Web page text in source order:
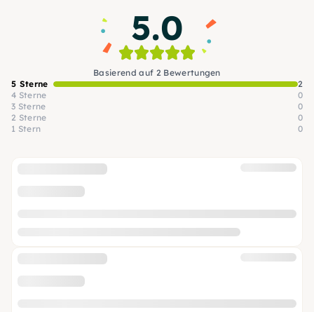
5.0
Basierend auf 2 Bewertungen
5 Sterne
2
4 Sterne
0
3 Sterne
0
2 Sterne
0
1 Stern
0